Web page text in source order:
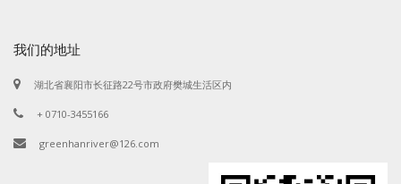
我们的地址
湖北省襄阳市长征路22号市政府樊城生活区内
+ 0710-3455166
greenhanriver@126.com